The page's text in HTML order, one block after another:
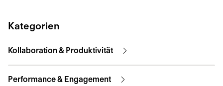
Kategorien
Kollaboration & Produktivität
Performance & Engagement